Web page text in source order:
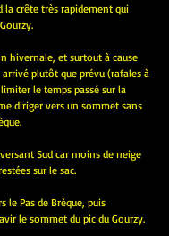
la crête très rapidement qui
hivernale, et surtout à cause
plutôt que prévu (rafales à
le temps passé sur la
diriger vers un sommet sans
Sud car moins de neige
sur le sac.
le Pas de Brèque, puis
le sommet du pic du Gourzy.